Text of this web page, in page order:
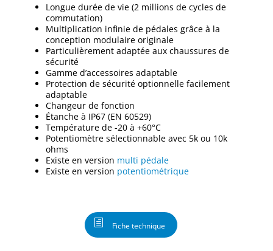
Longue durée de vie (2 millions de cycles de
commutation)
Multiplication infinie de pédales grâce à la
conception modulaire originale
Particulièrement adaptée aux chaussures de
sécurité
Gamme d’accessoires adaptable
Protection de sécurité optionnelle facilement
adaptable
Changeur de fonction
Étanche à IP67 (EN 60529)
Température de -20 à +60°C
Potentiomètre sélectionnable avec 5k ou 10k
ohms
Existe en version multi pédale
Existe en version potentiométrique
Fiche technique